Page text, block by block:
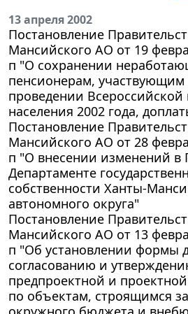
13 апреля 2002
Постановление
Мансийского АО от 19
п "О сохранении
пенсионерам, участвующим
проведении Всероссийской
населения 2002 года,
Постановление
Мансийского АО от 28
п "О внесении изменений в
Департаменте
собственности Ханты-
автономного округа"
Постановление
Мансийского АО от 13
п "Об установлении формы
согласованию и
предпроектной и
по объектам, строящимся